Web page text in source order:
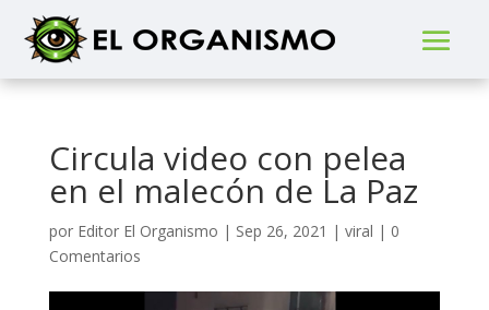
Circula video con pelea
en el malecón de La Paz
por Editor El Organismo | Sep 26, 2021 | viral | 0
Comentarios